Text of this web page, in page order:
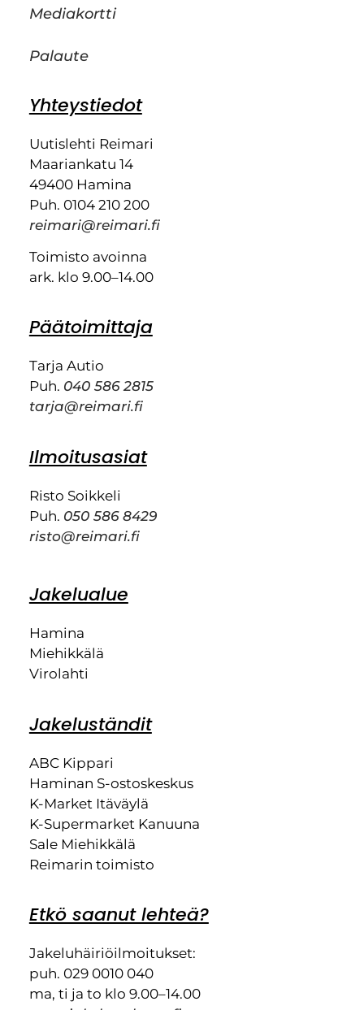
Mediakortti
Palaute
Yhteystiedot
Uutislehti Reimari
Maariankatu 14
49400 Hamina
Puh. 0104 210 200
reimari@reimari.fi
Toimisto avoinna
ark. klo 9.00–14.00
Päätoimittaja
Tarja Autio
Puh. 040 586 2815
tarja@reimari.fi
Ilmoitusasiat
Risto Soikkeli
Puh. 050 586 8429
risto@reimari.fi
Jakelualue
Hamina
Miehikkälä
Virolahti
Jakeluständit
ABC Kippari
Haminan S-ostoskeskus
K-Market Itäväylä
K-Supermarket Kanuuna
Sale Miehikkälä
Reimarin toimisto
Etkö saanut lehteä?
Jakeluhäiriöilmoitukset:
puh. 029 0010 040
ma, ti ja to klo 9.00–14.00